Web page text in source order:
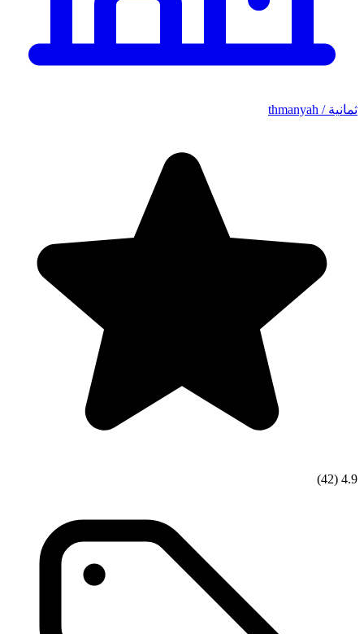
ثمانية / thmanyah‏
4.9
(42)